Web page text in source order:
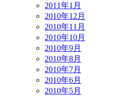
2011年1月
2010年12月
2010年11月
2010年10月
2010年9月
2010年8月
2010年7月
2010年6月
2010年5月